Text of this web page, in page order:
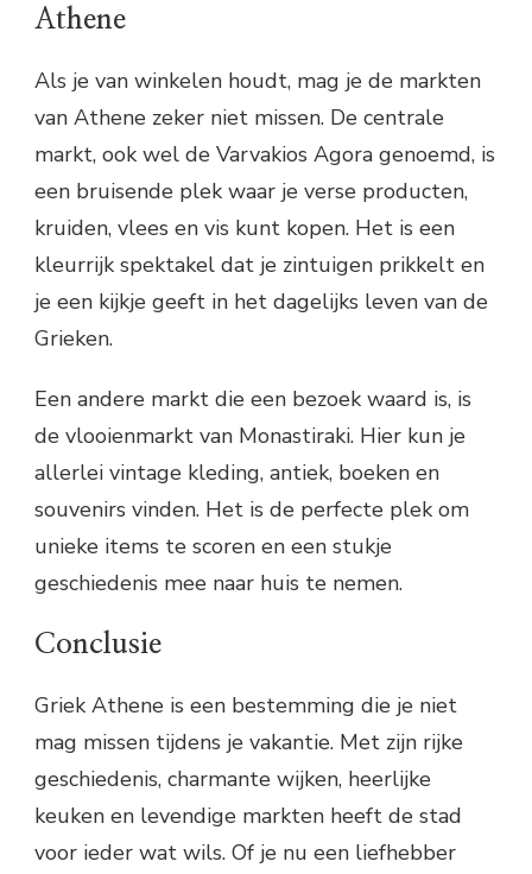
Athene
Als je van winkelen houdt, mag je de markten
van Athene zeker niet missen. De centrale
markt, ook wel de Varvakios Agora genoemd, is
een bruisende plek waar je verse producten,
kruiden, vlees en vis kunt kopen. Het is een
kleurrijk spektakel dat je zintuigen prikkelt en
je een kijkje geeft in het dagelijks leven van de
Grieken.
Een andere markt die een bezoek waard is, is
de vlooienmarkt van Monastiraki. Hier kun je
allerlei vintage kleding, antiek, boeken en
souvenirs vinden. Het is de perfecte plek om
unieke items te scoren en een stukje
geschiedenis mee naar huis te nemen.
Conclusie
Griek Athene is een bestemming die je niet
mag missen tijdens je vakantie. Met zijn rijke
geschiedenis, charmante wijken, heerlijke
keuken en levendige markten heeft de stad
voor ieder wat wils. Of je nu een liefhebber